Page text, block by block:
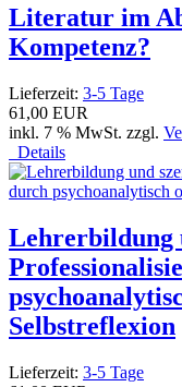
Literatur im
Kompetenz?
Lieferzeit: 3-5 Tage
61,00 EUR
inkl. 7 % MwSt. zzgl.
Details
Lehrerbildung
Selbstreflexion
Lieferzeit: 3-5 Tage